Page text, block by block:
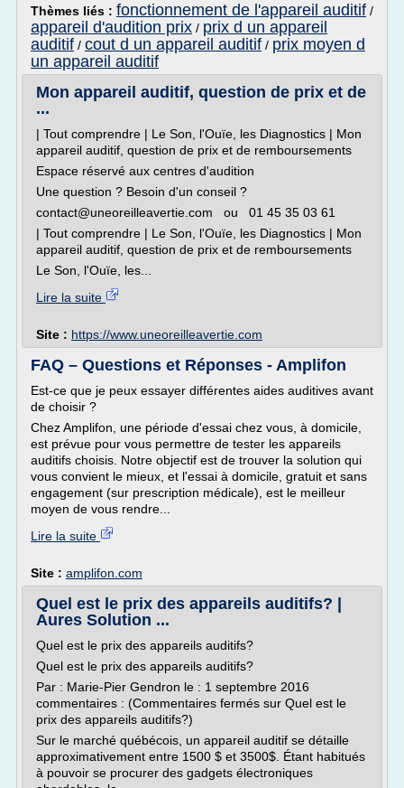
Thèmes liés : fonctionnement de l'appareil auditif /
appareil d'audition prix / prix d un appareil
auditif / cout d un appareil auditif / prix moyen d
un appareil auditif
Mon appareil auditif, question de prix et de
...
| Tout comprendre | Le Son, l'Ouïe, les Diagnostics | Mon
appareil auditif, question de prix et de remboursements
Espace réservé aux centres d'audition
Une question ? Besoin d'un conseil ?
contact@uneoreilleavertie.com ou 01 45 35 03 61
| Tout comprendre | Le Son, l'Ouïe, les Diagnostics | Mon
appareil auditif, question de prix et de remboursements
Le Son, l'Ouïe, les...
Lire la suite
Site : https://www.uneoreilleavertie.com
FAQ – Questions et Réponses - Amplifon
Est-ce que je peux essayer différentes aides auditives avant
de choisir ?
Chez Amplifon, une période d'essai chez vous, à domicile,
est prévue pour vous permettre de tester les appareils
auditifs choisis. Notre objectif est de trouver la solution qui
vous convient le mieux, et l'essai à domicile, gratuit et sans
engagement (sur prescription médicale), est le meilleur
moyen de vous rendre...
Lire la suite
Site : amplifon.com
Quel est le prix des appareils auditifs? |
Aures Solution ...
Quel est le prix des appareils auditifs?
Quel est le prix des appareils auditifs?
Par : Marie-Pier Gendron le : 1 septembre 2016
commentaires : (Commentaires fermés sur Quel est le
prix des appareils auditifs?)
Sur le marché québécois, un appareil auditif se détaille
approximativement entre 1500 $ et 3500$. Étant habitués
à pouvoir se procurer des gadgets électroniques